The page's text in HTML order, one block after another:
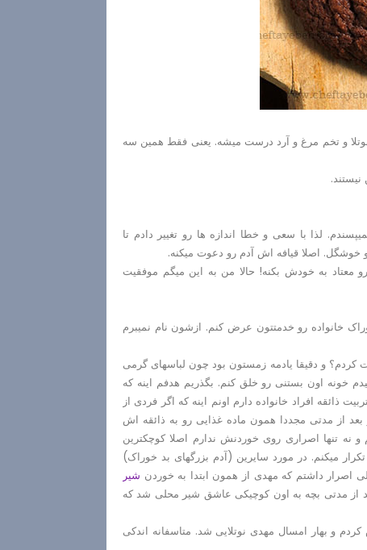
و تخم مرغ و آرد درست میشه. یعنی فقط همین سه
لذا با سعی و خطا اندازه ها رو تغییر دادم تا
خوشگل. اصلا قیافه اش آدم رو دعوت میکنه.
به خودش بکنه! حالا من به این میگم موفقیت
خانواده رو خدمتتون عرض کنم. ازشون نام نمیبرم
و دقیقا یادمه زمستون بود چون لباسهای گرمی
خونه اون بستنی رو خلق کنم. بگذریم هدفم اینه که
افراد خانواده دارم اونم اینه که اگر فردی از
از مدتی مجددا همون ماده غذایی رو به ذائقه اش
تنها اصراری روی خوردنش ندارم اصلا کوچکترین
میکنم. در مورد سایرین (آدم بزرگهای بد خوراک)
اصرار داشتم که مهدی از همون ابتدا به خوردن شیر
از مدتی بچه به اون کوچیکی عاشق شیر محلی شد که
و بهار امسال مهدی نوتلایی شد. متاسفانه اندکی